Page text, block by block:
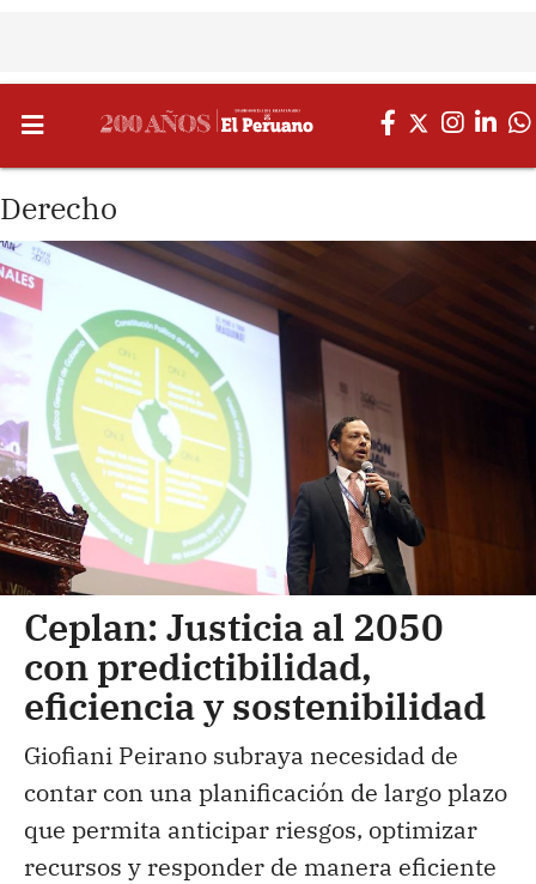
Derecho
Ceplan: Justicia al 2050
con predictibilidad,
eficiencia y sostenibilidad
Giofiani Peirano subraya necesidad de
contar con una planificación de largo plazo
que permita anticipar riesgos, optimizar
recursos y responder de manera eficiente